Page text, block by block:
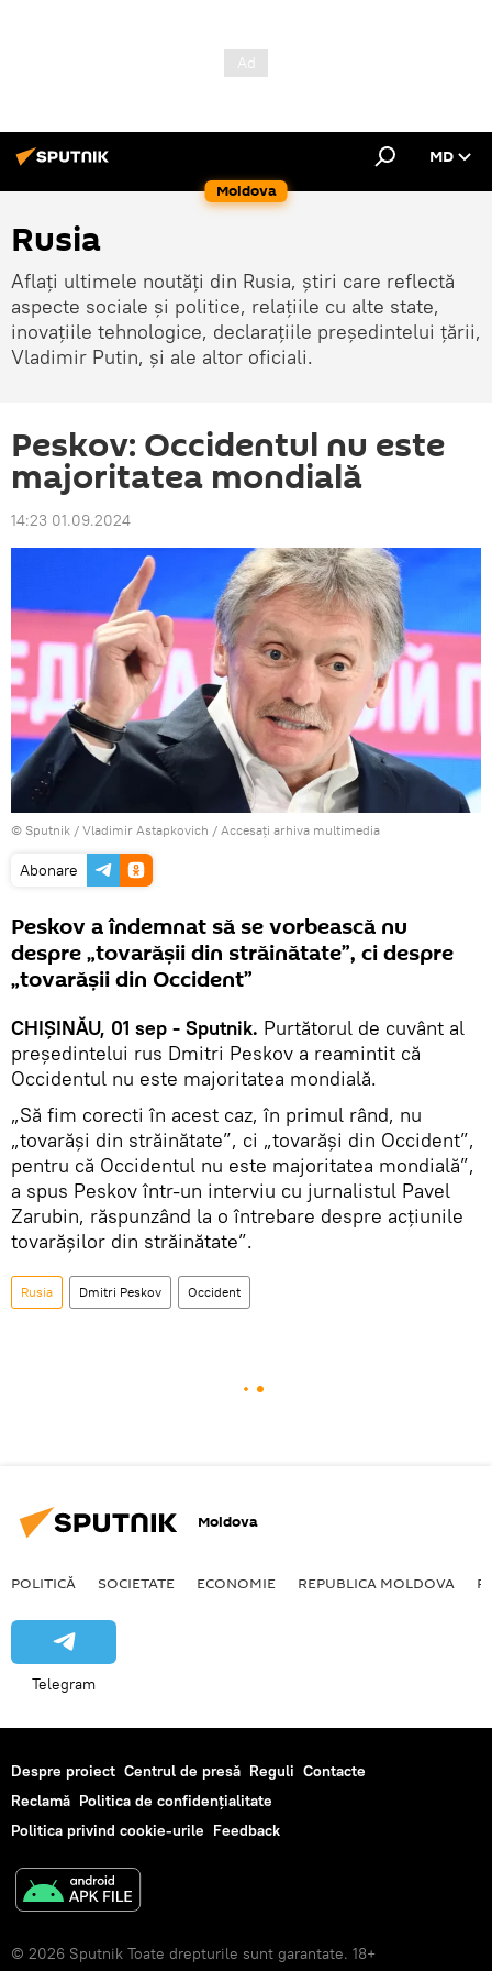
Moldova
MD
Rusia
Aflați ultimele noutăți din Rusia, știri care reflectă
aspecte sociale și politice, relațiile cu alte state,
inovațiile tehnologice, declarațiile președintelui țării,
Vladimir Putin, și ale altor oficiali.
Peskov: Occidentul nu este
majoritatea mondială
14:23 01.09.2024
© Sputnik / Vladimir Astapkovich / Accesați arhiva multimedia
Abonare
Peskov a îndemnat să se vorbească nu
despre „tovarășii din străinătate”, ci despre
„tovarășii din Occident”
CHIȘINĂU, 01 sep - Sputnik. Purtătorul de cuvânt al
președintelui rus Dmitri Peskov a reamintit că
Occidentul nu este majoritatea mondială.
„Să fim corecti în acest caz, în primul rând, nu
„tovarăși din străinătate”, ci „tovarăși din Occident”,
pentru că Occidentul nu este majoritatea mondială”,
a spus Peskov într-un interviu cu jurnalistul Pavel
Zarubin, răspunzând la o întrebare despre acțiunile
tovarășilor din străinătate”.
Rusia Dmitri Peskov Occident
Moldova
POLITICĂ SOCIETATE ECONOMIE REPUBLICA MOLDOVA
Telegram
Despre proiect Centrul de presă Reguli Contacte
Reclamă Politica de confidențialitate
Politica privind cookie-urile Feedback
© 2026 Sputnik Toate drepturile sunt garantate. 18+